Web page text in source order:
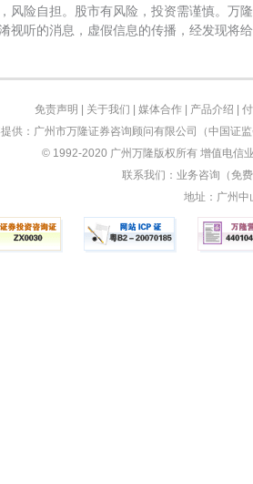
风险自担。股市有风险，投资需谨慎。万
视听的消息，虚假信息的传播，经发现将
免责声明 关于我们 媒体合作| 产品介绍
供：广州市万隆证券咨询顾问有限公司（中国证
© 1992-2020 广州万隆版权所有 增值电信
联系我们：业务咨询（免
地址：广州中